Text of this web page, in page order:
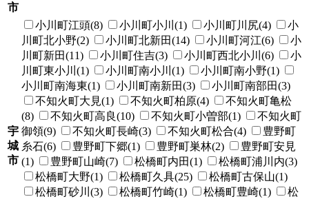
市
宇
城
市
小川町江頭(8) 小川町小川(1) 小川町川尻(4)
小
川町北小野(2)
小川町北新田(14) 小川町河江(6)
小
川町新田(11)
小川町住吉(3) 小川町西北小川(6)
小
川町東小川(1)
小川町南小川(1)
小川町南小野(1)
小川町南海東(1)
小川町南新田(3)
小川町南部田(3)
不知火町大見(1)
不知火町柏原(4)
不知火町亀松
(8)
不知火町高良(10) 不知火町小曽部(1)
不知火町
御領(9)
不知火町長崎(3) 不知火町松合(4)
豊野町
糸石(6)
豊野町下郷(1) 豊野町巣林(2)
豊野町安見
(1)
豊野町山崎(7) 松橋町内田(1)
松橋町浦川内(3)
松橋町大野(1)
松橋町久具(25)
松橋町古保山(1)
松橋町砂川(3)
松橋町竹崎(1) 松橋町豊崎(1) 松